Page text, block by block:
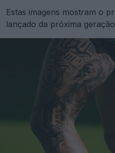
Estas imagens mostram o
lançado da próxima